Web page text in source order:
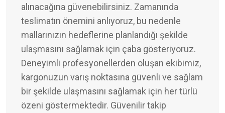
alınacağına güvenebilirsiniz. Zamanında
teslimatın önemini anlıyoruz, bu nedenle
mallarınızın hedeflerine planlandığı şekilde
ulaşmasını sağlamak için çaba gösteriyoruz.
Deneyimli profesyonellerden oluşan ekibimiz,
kargonuzun varış noktasına güvenli ve sağlam
bir şekilde ulaşmasını sağlamak için her türlü
özeni göstermektedir. Güvenilir takip